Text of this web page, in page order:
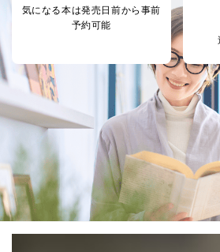
とが困難である場合。
国の機関もしくは地方公共団体ま
た者が法令の定める事務を遂行す
する必要がある場合であって、本
により当該事務の遂行に支障を及
上記２．の利用目的を実施するた
だ企業に、業務の一部として個人
託・提供する場合、その業務に必
供先企業に個人情報を開示するこ
委託・提供先企業は具体的には以
が、これらに限りません。
委託先：カスタマーサポート
トカード決済などの決済代行・
告配信サービス会社
提供先：出版社、出版物発売
気になる本は発売日前から事前
予約可能